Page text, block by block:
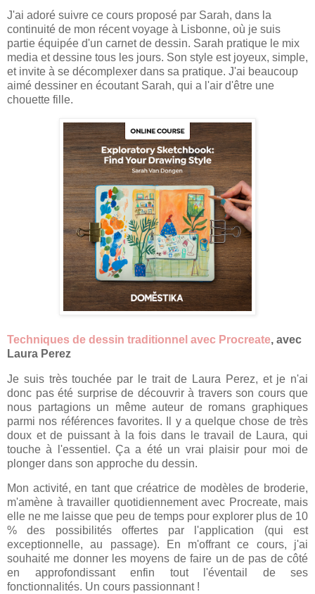
J'ai adoré suivre ce cours proposé par Sarah, dans la
continuité de mon récent voyage à Lisbonne, où je suis
partie équipée d'un carnet de dessin. Sarah pratique le mix
media et dessine tous les jours. Son style est joyeux, simple,
et invite à se décomplexer dans sa pratique. J'ai beaucoup
aimé dessiner en écoutant Sarah, qui a l'air d'être une
chouette fille.
Techniques de dessin traditionnel avec Procreate, avec
Laura Perez
Je suis très touchée par le trait de Laura Perez, et je n'ai
donc pas été surprise de découvrir à travers son cours que
nous partagions un même auteur de romans graphiques
parmi nos références favorites. Il y a quelque chose de très
doux et de puissant à la fois dans le travail de Laura, qui
touche à l'essentiel. Ça a été un vrai plaisir pour moi de
plonger dans son approche du dessin.
Mon activité, en tant que créatrice de modèles de broderie,
m'amène à travailler quotidiennement avec Procreate, mais
elle ne me laisse que peu de temps pour explorer plus de 10
% des possibilités offertes par l'application (qui est
exceptionnelle, au passage). En m'offrant ce cours, j'ai
souhaité me donner les moyens de faire un de pas de côté
en approfondissant enfin tout l'éventail de ses
fonctionnalités. Un cours passionnant !